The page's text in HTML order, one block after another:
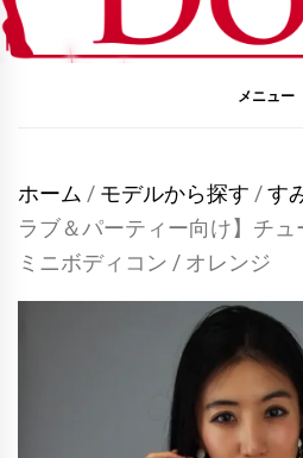
プ
メニュー
ホーム / モデルから探す /す
ラブ＆パーティー向け】チ
ミニボディコン / オレンジ